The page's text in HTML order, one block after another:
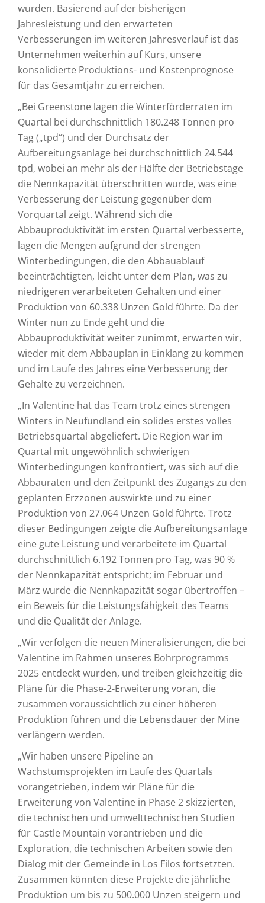
wurden. Basierend auf der bisherigen
Jahresleistung und den erwarteten
Verbesserungen im weiteren Jahresverlauf ist das
Unternehmen weiterhin auf Kurs, unsere
konsolidierte Produktions- und Kostenprognose
für das Gesamtjahr zu erreichen.
„Bei Greenstone lagen die Winterförderraten im
Quartal bei durchschnittlich 180.248 Tonnen pro
Tag („tpd“) und der Durchsatz der
Aufbereitungsanlage bei durchschnittlich 24.544
tpd, wobei an mehr als der Hälfte der Betriebstage
die Nennkapazität überschritten wurde, was eine
Verbesserung der Leistung gegenüber dem
Vorquartal zeigt. Während sich die
Abbauproduktivität im ersten Quartal verbesserte,
lagen die Mengen aufgrund der strengen
Winterbedingungen, die den Abbauablauf
beeinträchtigten, leicht unter dem Plan, was zu
niedrigeren verarbeiteten Gehalten und einer
Produktion von 60.338 Unzen Gold führte. Da der
Winter nun zu Ende geht und die
Abbauproduktivität weiter zunimmt, erwarten wir,
wieder mit dem Abbauplan in Einklang zu kommen
und im Laufe des Jahres eine Verbesserung der
Gehalte zu verzeichnen.
„In Valentine hat das Team trotz eines strengen
Winters in Neufundland ein solides erstes volles
Betriebsquartal abgeliefert. Die Region war im
Quartal mit ungewöhnlich schwierigen
Winterbedingungen konfrontiert, was sich auf die
Abbauraten und den Zeitpunkt des Zugangs zu den
geplanten Erzzonen auswirkte und zu einer
Produktion von 27.064 Unzen Gold führte. Trotz
dieser Bedingungen zeigte die Aufbereitungsanlage
eine gute Leistung und verarbeitete im Quartal
durchschnittlich 6.192 Tonnen pro Tag, was 90 %
der Nennkapazität entspricht; im Februar und
März wurde die Nennkapazität sogar übertroffen –
ein Beweis für die Leistungsfähigkeit des Teams
und die Qualität der Anlage.
„Wir verfolgen die neuen Mineralisierungen, die bei
Valentine im Rahmen unseres Bohrprogramms
2025 entdeckt wurden, und treiben gleichzeitig die
Pläne für die Phase-2-Erweiterung voran, die
zusammen voraussichtlich zu einer höheren
Produktion führen und die Lebensdauer der Mine
verlängern werden.
„Wir haben unsere Pipeline an
Wachstumsprojekten im Laufe des Quartals
vorangetrieben, indem wir Pläne für die
Erweiterung von Valentine in Phase 2 skizzierten,
die technischen und umwelttechnischen Studien
für Castle Mountain vorantrieben und die
Exploration, die technischen Arbeiten sowie den
Dialog mit der Gemeinde in Los Filos fortsetzten.
Zusammen könnten diese Projekte die jährliche
Produktion um bis zu 500.000 Unzen steigern und